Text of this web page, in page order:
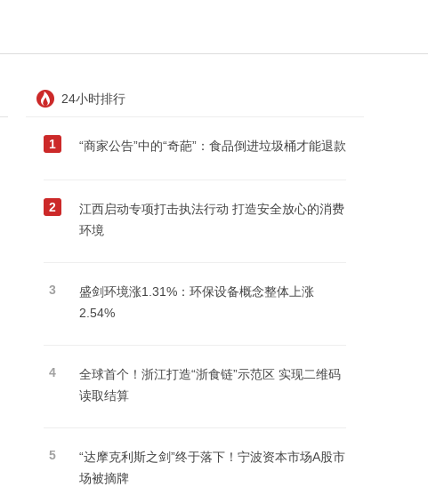
24小时排行
1 “商家公告”中的“奇葩”：食品倒进垃圾桶才能退款
2
江西启动专项打击执法行动 打造安全放心的消费
环境
3
盛剑环境涨1.31%：环保设备概念整体上涨
2.54%
4
全球首个！浙江打造“浙食链”示范区 实现二维码
读取结算
5
“达摩克利斯之剑”终于落下！宁波资本市场A股市
场被摘牌